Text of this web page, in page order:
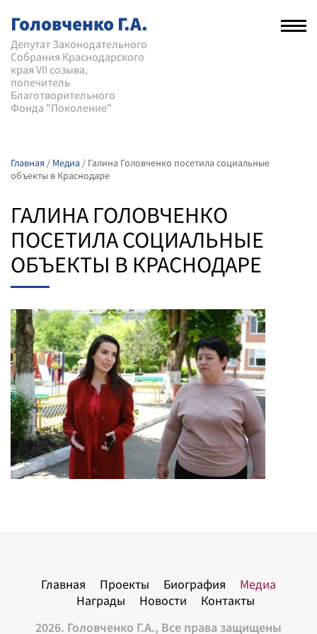
Головченко Г.А.
Депутат Законодательного
Собрания Краснодарского
края VII созыва,
попечитель
Благотворительного
Фонда "Поколение"
Главная / Медиа / Галина Головченко посетила социальные
объекты в Краснодаре
ГАЛИНА ГОЛОВЧЕНКО
ПОСЕТИЛА СОЦИАЛЬНЫЕ
ОБЪЕКТЫ В КРАСНОДАРЕ
2026. Головченко Г.А., Все права защищены
Главная Проекты Биография
Медиа
Награды
Новости Контакты